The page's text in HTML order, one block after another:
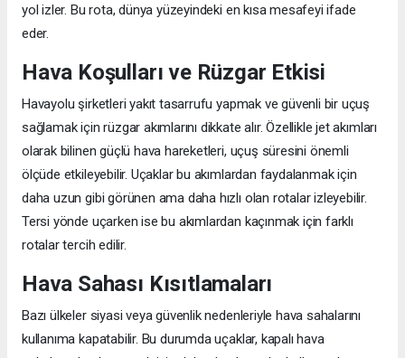
yol izler. Bu rota, dünya yüzeyindeki en kısa mesafeyi ifade
eder.
Hava Koşulları ve Rüzgar Etkisi
Havayolu şirketleri yakıt tasarrufu yapmak ve güvenli bir uçuş
sağlamak için rüzgar akımlarını dikkate alır. Özellikle jet akımları
olarak bilinen güçlü hava hareketleri, uçuş süresini önemli
ölçüde etkileyebilir. Uçaklar bu akımlardan faydalanmak için
daha uzun gibi görünen ama daha hızlı olan rotalar izleyebilir.
Tersi yönde uçarken ise bu akımlardan kaçınmak için farklı
rotalar tercih edilir.
Hava Sahası Kısıtlamaları
Bazı ülkeler siyasi veya güvenlik nedenleriyle hava sahalarını
kullanıma kapatabilir. Bu durumda uçaklar, kapalı hava